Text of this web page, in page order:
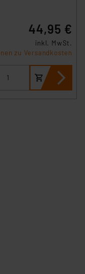
44,95 €
inkl. MwSt.
zu Versandkosten